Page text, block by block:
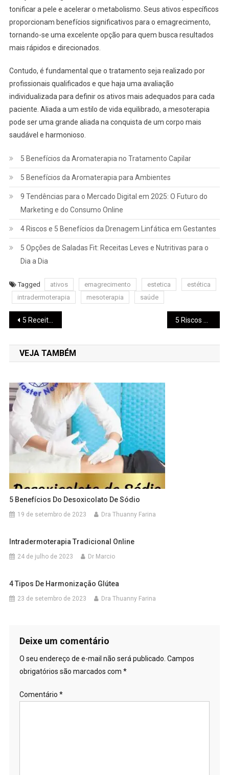
tonificar a pele e acelerar o metabolismo. Seus ativos específicos
proporcionam benefícios significativos para o emagrecimento,
tornando-se uma excelente opção para quem busca resultados
mais rápidos e direcionados.
Contudo, é fundamental que o tratamento seja realizado por
profissionais qualificados e que haja uma avaliação
individualizada para definir os ativos mais adequados para cada
paciente. Aliada a um estilo de vida equilibrado, a mesoterapia
pode ser uma grande aliada na conquista de um corpo mais
saudável e harmonioso.
5 Benefícios da Aromaterapia no Tratamento Capilar
5 Benefícios da Aromaterapia para Ambientes
9 Tendências para o Mercado Digital em 2025: O Futuro do
Marketing e do Consumo Online
4 Riscos e 5 Benefícios da Drenagem Linfática em Gestantes
5 Opções de Saladas Fit: Receitas Leves e Nutritivas para o
Dia a Dia
Tagged ativos emagrecimento estetica
estética
intradermoterapia
mesoterapia saúde
5 Receitas de Sucos para Emagrecimento: Opções Saudáveis e Saborosas
VEJA TAMBÉM
5 Benefícios Do Desoxicolato De Sódio
19 de setembro de 2023 Dra Thuanny Farina
Intradermoterapia Tradicional Online
24 de julho de 2023 Dr Marcio
4 Tipos De Harmonização Glútea
23 de setembro de 2023 Dra Thuanny Farina
Deixe um comentário
O seu endereço de e-mail não será publicado. Campos
obrigatórios são marcados com *
Comentário *